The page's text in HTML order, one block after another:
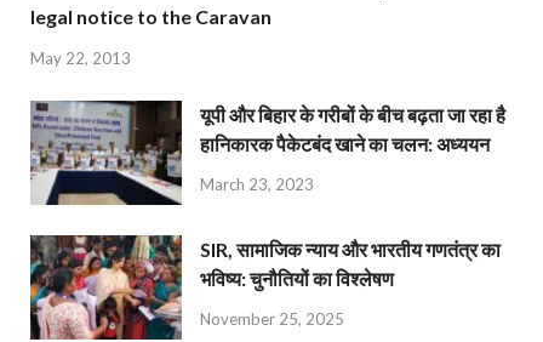
legal notice to the Caravan
May 22, 2013
यूपी और बिहार के गरीबों के बीच बढ़ता जा रहा है
हानिकारक पैकेटबंद खाने का चलन: अध्ययन
March 23, 2023
SIR, सामाजिक न्याय और भारतीय गणतंत्र का
भविष्य: चुनौतियों का विश्लेषण
November 25, 2025